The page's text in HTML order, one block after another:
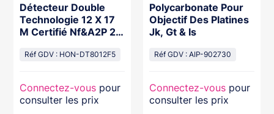
Détecteur Double
Technologie 12 X 17
M Certifié Nf&A2P 2
Réf GDV : HON-DT8012F5
Connectez-vous pour
consulter les prix
Polycarbonate Pour
Objectif Des Platines
Jk, Gt & Is
Réf GDV : AIP-902730
Connectez-vous pour
consulter les prix